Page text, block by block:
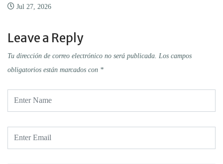
Jul 27, 2026
Leave a Reply
Tu dirección de correo electrónico no será publicada. Los campos
obligatorios están marcados con *